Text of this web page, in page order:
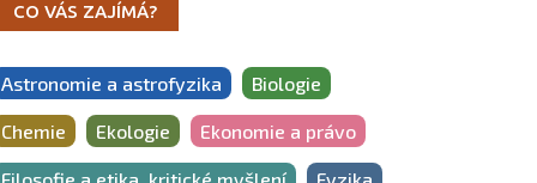
CO VÁS ZAJÍMÁ?
Astronomie a astrofyzika Biologie
Chemie Ekologie Ekonomie a právo